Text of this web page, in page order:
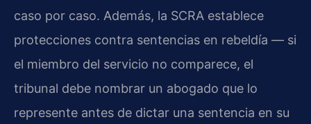
caso por caso. Además, la SCRA establece
protecciones contra sentencias en rebeldía — si
el miembro del servicio no comparece, el
tribunal debe nombrar un abogado que lo
represente antes de dictar una sentencia en su